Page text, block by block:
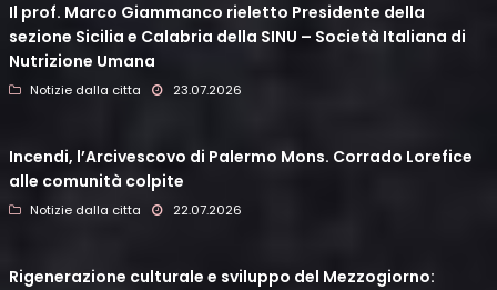
Il prof. Marco Giammanco rieletto Presidente della
sezione Sicilia e Calabria della SINU – Società Italiana di
Nutrizione Umana
Notizie dalla citta 23.07.2026
Incendi, l’Arcivescovo di Palermo Mons. Corrado Lorefice
alle comunità colpite
Notizie dalla citta 22.07.2026
Rigenerazione culturale e sviluppo del Mezzogiorno: